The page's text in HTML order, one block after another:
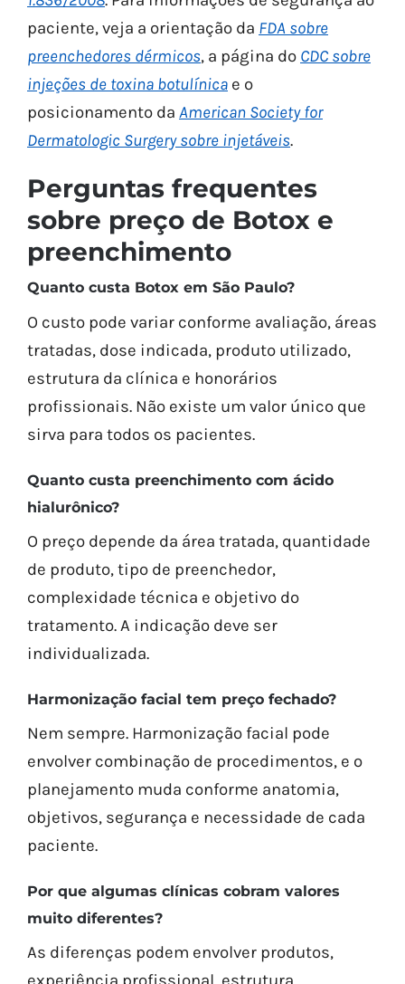
paciente, veja a orientação da FDA sobre
preenchedores dérmicos, a página do CDC sobre
injeções de toxina botulínica e o
posicionamento da American Society for
Dermatologic Surgery sobre injetáveis.
Perguntas frequentes
sobre preço de Botox e
preenchimento
Quanto custa Botox em São Paulo?
O custo pode variar conforme avaliação, áreas
tratadas, dose indicada, produto utilizado,
estrutura da clínica e honorários
profissionais. Não existe um valor único que
sirva para todos os pacientes.
Quanto custa preenchimento com ácido
hialurônico?
O preço depende da área tratada, quantidade
de produto, tipo de preenchedor,
complexidade técnica e objetivo do
tratamento. A indicação deve ser
individualizada.
Harmonização facial tem preço fechado?
Nem sempre. Harmonização facial pode
envolver combinação de procedimentos, e o
planejamento muda conforme anatomia,
objetivos, segurança e necessidade de cada
paciente.
Por que algumas clínicas cobram valores
muito diferentes?
As diferenças podem envolver produtos,